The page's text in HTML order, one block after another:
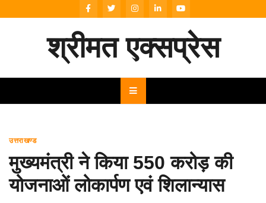
to
श्रीमत एक्सप्रेस
उत्तराखण्ड
मुख्यमंत्री ने किया 550 करोड़ की
योजनाओं लोकार्पण एवं शिलान्यास